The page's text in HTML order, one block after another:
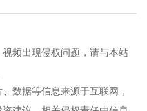
频出现侵权问题，请与本站
数据等信息来源于互联网，